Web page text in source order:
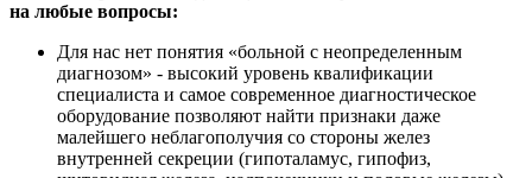
на любые вопросы:
Для нас нет понятия «больной с неопределенным
диагнозом» - высокий уровень квалификации
специалиста и самое современное диагностическое
оборудование позволяют найти признаки даже
малейшего неблагополучия со стороны желез
внутренней секреции (гипоталамус, гипофиз,